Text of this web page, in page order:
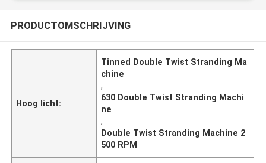
PRODUCTOMSCHRIJVING
Hoog licht:
Tinned Double Twist Stranding Ma
chine
,
630 Double Twist Stranding Machi
ne
,
Double Twist Stranding Machine 2
500 RPM